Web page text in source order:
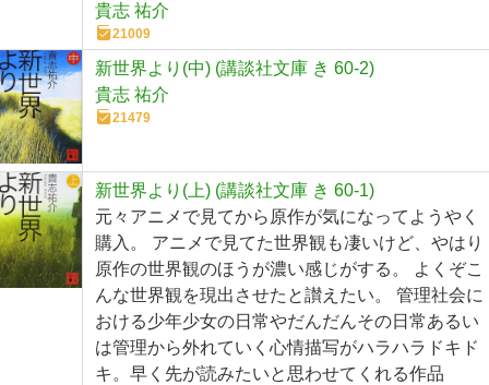
貴志 祐介
21009
新世界より(中) (講談社文庫 き 60-2)
貴志 祐介
21479
新世界より(上) (講談社文庫 き 60-1)
元々アニメで見てから原作が気になってようやく
購入。 アニメで見てた世界観も凄いけど、やはり
原作の世界観のほうが濃い感じがする。 よくぞこ
んな世界観を現出させたと讃えたい。 管理社会に
おける少年少女の日常やだんだんその日常あるい
は管理から外れていく心情描写がハラハラドキド
キ。早く先が読みたいと思わせてくれる作品